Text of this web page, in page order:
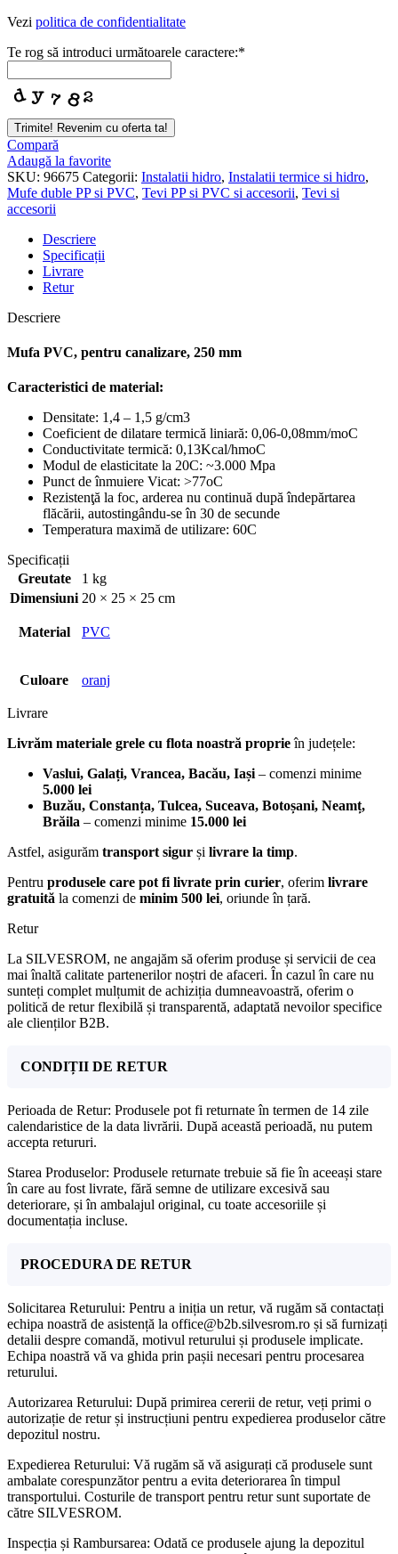
Vezi politica de confidentialitate
Te rog să introduci următoarele caractere:*
Trimite! Revenim cu oferta ta!
Compară
Adaugă la favorite
SKU: 96675 Categorii: Instalatii hidro, Instalatii termice si hidro,
Mufe duble PP si PVC, Tevi PP si PVC si accesorii, Tevi si
accesorii
Descriere
Specificații
Livrare
Retur
Descriere
Mufa PVC, pentru canalizare, 250 mm
Caracteristici de material:
Densitate: 1,4 – 1,5 g/cm3
Coeficient de dilatare termică liniară: 0,06-0,08mm/moC
Conductivitate termică: 0,13Kcal/hmoC
Modul de elasticitate la 20C: ~3.000 Mpa
Punct de înmuiere Vicat: >77oC
Rezistenţă la foc, arderea nu continuă după îndepărtarea
flăcării, autostingându-se în 30 de secunde
Temperatura maximă de utilizare: 60C
Specificații
Greutate
1 kg
Dimensiuni 20 × 25 × 25 cm
Material PVC
Culoare oranj
Livrare
Livrăm materiale grele cu flota noastră proprieîn județele:
Vaslui, Galați, Vrancea, Bacău, Iași– comenzi minime
5.000 lei
Buzău, Constanța, Tulcea, Suceava, Botoșani, Neamț,
Brăila – comenzi minime 15.000 lei
Astfel, asigurăm transport sigur și livrare la timp.
Pentru produsele care pot fi livrate prin curier, oferim livrare
gratuită la comenzi de minim 500 lei, oriunde în țară.
Retur
La SILVESROM, ne angajăm să oferim produse și servicii de cea
mai înaltă calitate partenerilor noștri de afaceri. În cazul în care nu
sunteți complet mulțumit de achiziția dumneavoastră, oferim o
politică de retur flexibilă și transparentă, adaptată nevoilor specifice
ale clienților B2B.
CONDIȚII DE RETUR
Perioada de Retur: Produsele pot fi returnate în termen de 14 zile
calendaristice de la data livrării. După această perioadă, nu putem
accepta retururi.
Starea Produselor: Produsele returnate trebuie să fie în aceeași stare
în care au fost livrate, fără semne de utilizare excesivă sau
deteriorare, și în ambalajul original, cu toate accesoriile și
documentația incluse.
PROCEDURA DE RETUR
Solicitarea Returului: Pentru a iniția un retur, vă rugăm să contactați
echipa noastră de asistență la office@b2b.silvesrom.ro și să furnizați
detalii despre comandă, motivul returului și produsele implicate.
Echipa noastră vă va ghida prin pașii necesari pentru procesarea
returului.
Autorizarea Returului: După primirea cererii de retur, veți primi o
autorizație de retur și instrucțiuni pentru expedierea produselor către
depozitul nostru.
Expedierea Returului: Vă rugăm să vă asigurați că produsele sunt
ambalate corespunzător pentru a evita deteriorarea în timpul
transportului. Costurile de transport pentru retur sunt suportate de
către SILVESROM.
Inspecția și Rambursarea: Odată ce produsele ajung la depozitul